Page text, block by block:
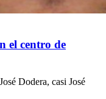
el centro de
Dodera, casi José